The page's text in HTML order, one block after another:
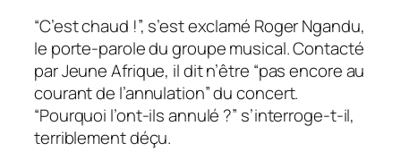
“C’est chaud !”, s’est exclamé Roger Ngandu,
le porte-parole du groupe musical. Contacté
parJeune Afrique, il dit n’être “pas encore au
courant de l’annulation” du concert.
“Pourquoi l’ont-ils annulé ?” s’interroge-t-il,
terriblement déçu.